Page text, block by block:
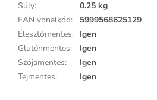
Súly:
0.25 kg
EAN vonalkód:
5999568625129
Élesztőmentes: Igen
Gluténmentes:
Igen
Szójamentes:
Igen
Tejmentes: Igen